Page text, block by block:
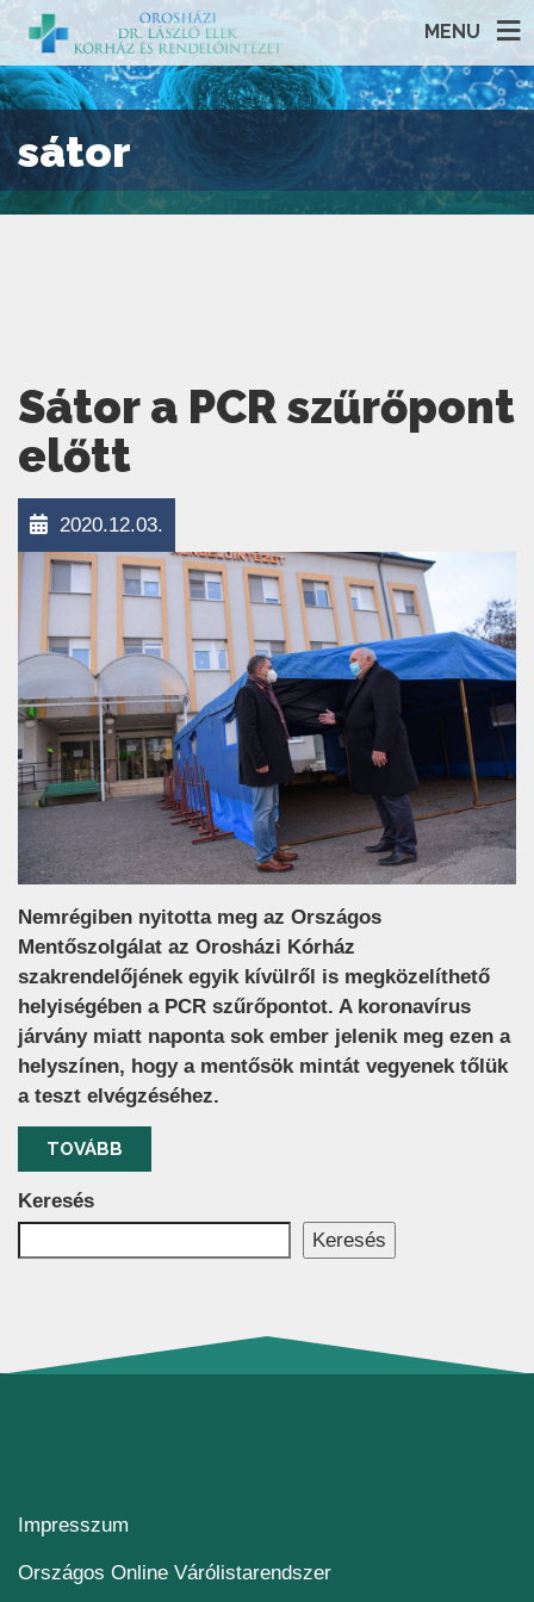
MENU
sátor
Sátor a PCR szűrőpont
előtt
2020.12.03.
Nemrégiben nyitotta meg az Országos
Mentőszolgálat az Orosházi Kórház
szakrendelőjének egyik kívülről is megközelíthető
helyiségében a PCR szűrőpontot. A koronavírus
járvány miatt naponta sok ember jelenik meg ezen a
helyszínen, hogy a mentősök mintát vegyenek tőlük
a teszt elvégzéséhez.
TOVÁBB
Keresés
Keresés
Impresszum
Országos Online Várólistarendszer(új ablakban nyílik